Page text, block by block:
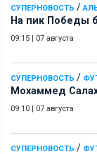
СУПЕРНОВОСТЬ /
На пик Победы
09:15 | 07 августа
СУПЕРНОВОСТЬ /
Мохаммед
09:10 | 07 августа
СУПЕРНОВОСТЬ /